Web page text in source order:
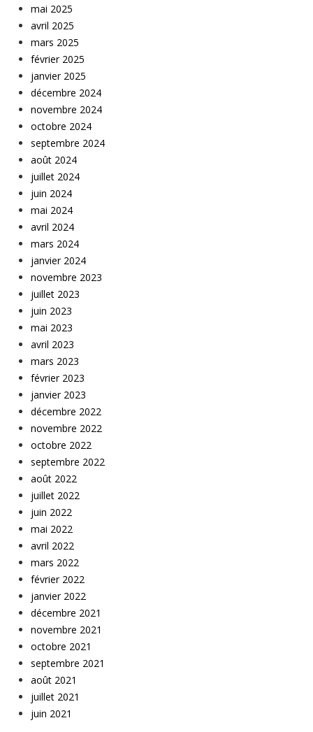
mai 2025
avril 2025
mars 2025
février 2025
janvier 2025
décembre 2024
novembre 2024
octobre 2024
septembre 2024
août 2024
juillet 2024
juin 2024
mai 2024
avril 2024
mars 2024
janvier 2024
novembre 2023
juillet 2023
juin 2023
mai 2023
avril 2023
mars 2023
février 2023
janvier 2023
décembre 2022
novembre 2022
octobre 2022
septembre 2022
août 2022
juillet 2022
juin 2022
mai 2022
avril 2022
mars 2022
février 2022
janvier 2022
décembre 2021
novembre 2021
octobre 2021
septembre 2021
août 2021
juillet 2021
juin 2021